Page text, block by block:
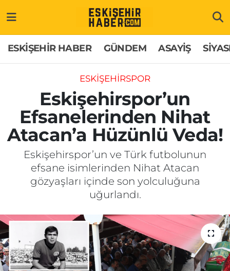
ESKİŞEHİR HABER GÜNDEM ASAYİŞ
ESKİŞEHİRSPOR
Eskişehirspor’un
Efsanelerinden Nihat
Atacan’a Hüzünlü Veda!
Eskişehirspor’un ve Türk futbolunun
efsane isimlerinden Nihat Atacan
gözyaşları içinde son yolculuğuna
uğurlandı.
GÜNDEM
ASAYİŞ
SİYASET
EKONOMİ
SAĞLIK
SPOR
MAGAZİN
Hakkımızda
İletişim
Künye
Odunpazarı Trafik Yoğunluk Haritası
Süper Lig Puan Durumu ve Fikstür
Tüm Manşetler
Son Dakika Haberleri
Haber Arşivi